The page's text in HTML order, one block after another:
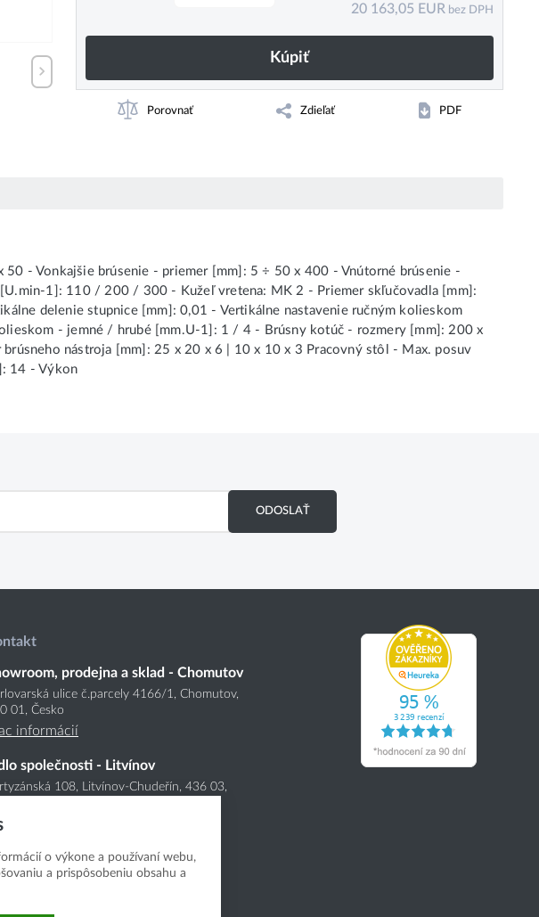
20 163,05 EUR bez DPH
Kúpiť
Porovnať Zdieľať PDF
- Vonkajšie brúsenie - priemer [mm]: 5 ÷ 50 x 400 - Vnútorné brúsenie -
1]: 110 / 200 / 300 - Kužeľ vretena: MK 2 - Priemer skľučovadla [mm]:
delenie stupnice [mm]: 0,01 - Vertikálne nastavenie ručným kolieskom
- jemné / hrubé [mm.U-1]: 1 / 4 - Brúsny kotúč - rozmery [mm]: 200 x
nástroja [mm]: 25 x 20 x 6 | 10 x 10 x 3 Pracovný stôl - Max. posuv
14 - Výkon
ODOSLAŤ
prodejna a sklad - Chomutov
ulice č.parcely 4166/1, Chomutov,
01, Česko
informácií
společnosti - Litvínov
108, Litvínov-Chudeřín, 436 03,
informácií
o výkone a používaní webu,
a prispôsobeniu obsahu a